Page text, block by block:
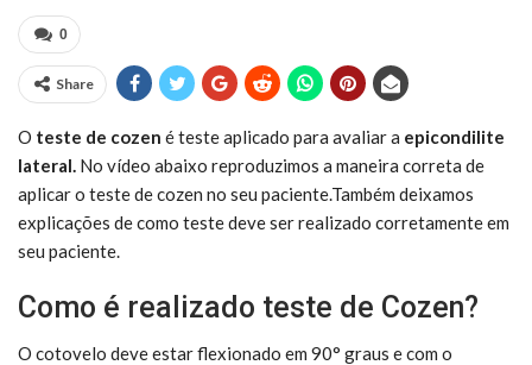
0
Share
O teste de cozen é teste aplicado para avaliar a epicondilite
lateral. No vídeo abaixo reproduzimos a maneira correta de
aplicar o teste de cozen no seu paciente.Também deixamos
explicações de como teste deve ser realizado corretamente em
seu paciente.
Como é realizado teste de Cozen?
O cotovelo deve estar flexionado em 90° graus e com o